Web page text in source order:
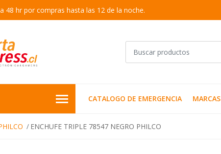
48 hr por compras hasta las 12 de la noche.
CATALOGO DE EMERGENCIA MARCAS
ENCHUFE TRIPLE 78547 NEGRO PHILCO